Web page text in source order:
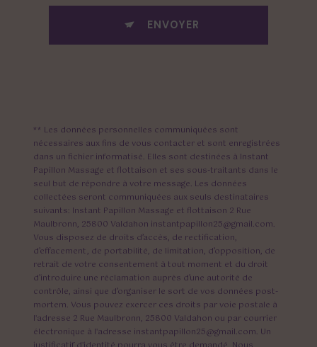
ENVOYER
** Les données personnelles communiquées sont
nécessaires aux fins de vous contacter et sont enregistrées
dans un fichier informatisé. Elles sont destinées à Instant
Papillon Massage et flottaison et ses sous-traitants dans le
seul but de répondre à votre message. Les données
collectées seront communiquées aux seuls destinataires
suivants: Instant Papillon Massage et flottaison 2 Rue
Maulbronn, 25800 Valdahon instantpapillon25@gmail.com.
Vous disposez de droits d’accès, de rectification,
d’effacement, de portabilité, de limitation, d’opposition, de
retrait de votre consentement à tout moment et du droit
d’introduire une réclamation auprès d’une autorité de
contrôle, ainsi que d’organiser le sort de vos données post-
mortem. Vous pouvez exercer ces droits par voie postale à
l'adresse 2 Rue Maulbronn, 25800 Valdahon ou par courrier
électronique à l'adresse instantpapillon25@gmail.com. Un